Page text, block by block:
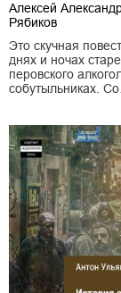
Алексей
Рябиков
Это скучная
днях и ночах
перовского
собутыльниках.